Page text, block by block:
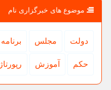
موضوع های خبرگزاری نام
دولت مجلس برنامه
حكم آموزش رپورتاژ